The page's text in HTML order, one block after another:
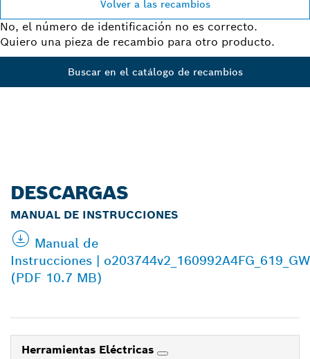
Volver a las recambios
No, el número de identificación no es correcto.
Quiero una pieza de recambio para otro producto.
Buscar en el catálogo de recambios
DESCARGAS
MANUAL DE INSTRUCCIONES
Manual de
Instrucciones |
(PDF 10.7 MB)
Herramientas Eléctricas